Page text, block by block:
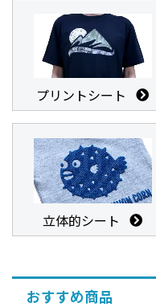
プリントシート
立体的シート
おすすめ商品